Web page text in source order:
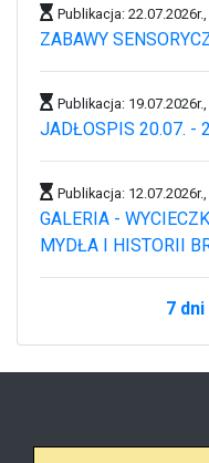
Publikacja:
ZABAWY
Publikacja:
JADŁOSPIS 20.07. -
Publikacja:
GALERIA -
MYDŁA I HISTORII
7 dni